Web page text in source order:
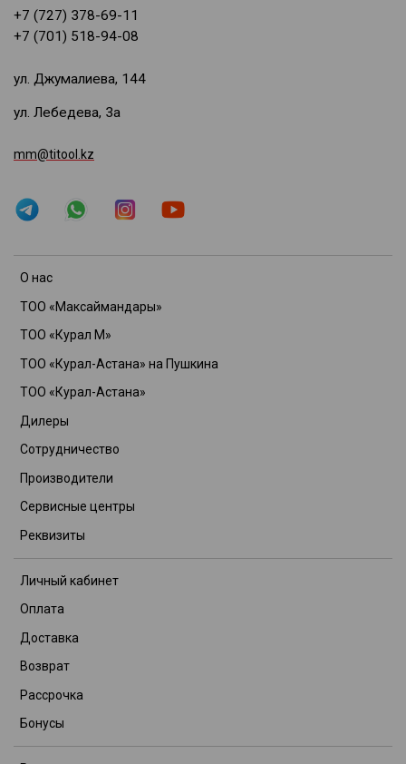
О нас
ТОО «Максаймандары»
ТОО «Курал М»
ТОО «Курал-Астана» на Пушкина
ТОО «Курал-Астана»
Дилеры
Сотрудничество
Производители
Сервисные центры
Реквизиты
Личный кабинет
Оплата
Доставка
Возврат
Рассрочка
Бонусы
+7 (727) 378-69-11
+7 (701) 518-94-08
ул. Джумалиева, 144
ул. Лебедева, 3а
mm@titool.kz